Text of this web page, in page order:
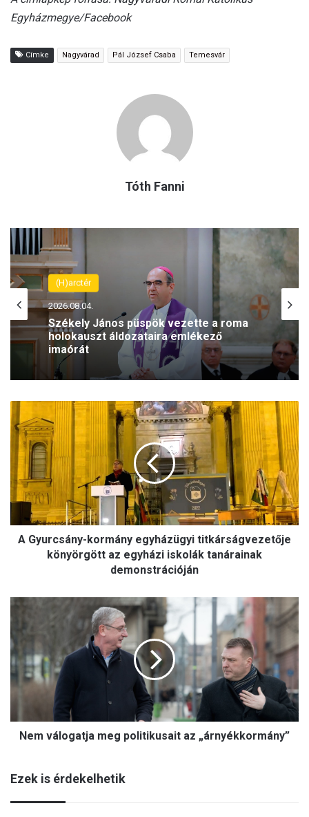
Egyházmegye/Facebook
Címke Nagyvárad Pál József Csaba Temesvár
Tóth Fanni
(H)arctér
2026.08.04.
Székely János püspök vezette a roma
holokauszt áldozataira emlékező
imaórát
G
y
c
n
r
n
y
e
g
y
i
A Gyurcsány-kormány egyházügyi titkárságvezetője
könyörgött az egyházi iskolák tanárainak
demonstrációján
N
e
v
á
a
m
Nem válogatja meg politikusait az „árnyékkormány”
Ezek is érdekelhetik